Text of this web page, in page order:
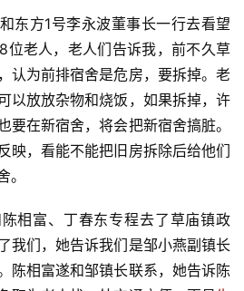
东方1号李永波董事长一行去看望
位老人，老人们告诉我，前不久草
认为前排宿舍是危房，要拆掉。老
以放放杂物和烧饭，如果拆掉，许
要在新宿舍，将会把新宿舍搞脏。
映，看能不能把旧房拆除后给他们
相富、丁春东专程去了草庙镇政
我们，她告诉我们是邹小燕副镇长
陈相富遂和邹镇长联系，她告诉陈